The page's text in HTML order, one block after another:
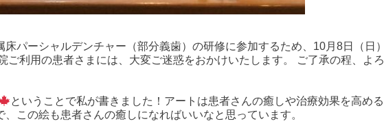
パーシャルデンチャー（部分義歯）の研修に参加するため、10月8日（日）
ご利用の患者さまには、大変ご迷惑をおかけいたします。 ご了承の程、よろ
ということで私が書きました！アートは患者さんの癒しや治療効果を高める
この絵も患者さんの癒しになればいいなと思っています。